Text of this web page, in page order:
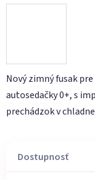
Nový zimný fusak
autosedačky 0+, s
prechádzok v
Dostupnosť